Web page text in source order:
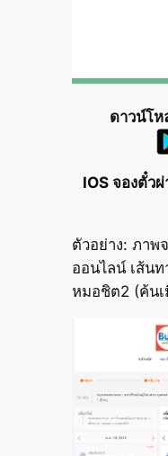
ดาวน์โ
IOS จองตั๋ว
ตัวอย่าง: ภาพ
ออนไลน์ เส้น
หมอชิต2 (ค้น